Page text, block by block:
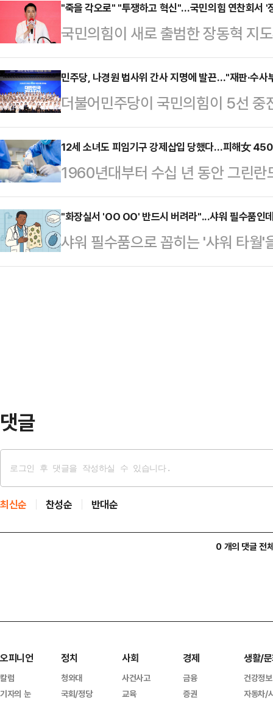
면 수원지방법원 형사13부(장석준
보통신망 이용촉진 및 정보보호 등
씨에게 벌금 700만원을 선고했다.
거를 앞두고 페이스북에 '이재명의
포함해 이런저런 선물을 받아 챙기
건희로부터 성 상…
"죽을 각오로" "투쟁하고 혁신"…국민의힘 연찬회서 '
국민의힘이 새로 출범한 장동혁 지
연찬회를 열고 대여 투쟁을 강화를
연말 예산정국을 미리 대비해 이재
안을 마련해 강력한 야당의 모습을
인천 국제공항공사 인재개발원에
정기국회 및 대여 투쟁 전략에 대해
회 인사말에서 "이번 연찬회가 국
우기 위해 전쟁터로 나가는…
민주당, 나경원 법사위 간사 지명에 발끈…"재판·수사
더불어민주당이 국민의힘이 5선
것과 관련해 "매우 부적절한 인사"
속 민주당 의원들은 28일 인천 파
워크숍 도중 기자들과 만나 "한동
대통령 관저 체포 방해, 윤 전 대통
위 간사가 아니라 법치주의를 파괴
"나경원 의원은 추미애 법사위원장
마시지 말고 재…
12세 소녀도 피임기구 강제삽입 당했다…피해女
1960년대부터 수십 년 동안 그린
자궁 내 피임기구(IUD) 강제 시술
일(현지시간) 미 뉴욕타임스
프레데릭센 덴마크 총리는 이날 옌
동 성명을 내고 "이미 벌어진 일을
"화장실서 'OO OO' 반드시 버려라"...샤워 필수품인
샤워 필수품으로 꼽히는 '샤워 타월
와 화제다.24일(현지시간) 영국 데
댓글
최신순 찬성순 반대순
0 개의 댓글 전
오피니언
칼럼
기자의 눈
정치
청와대
국회/정당
사회
사건사고
교육
경제
금융
증권
생활/
건강정보
자동차/